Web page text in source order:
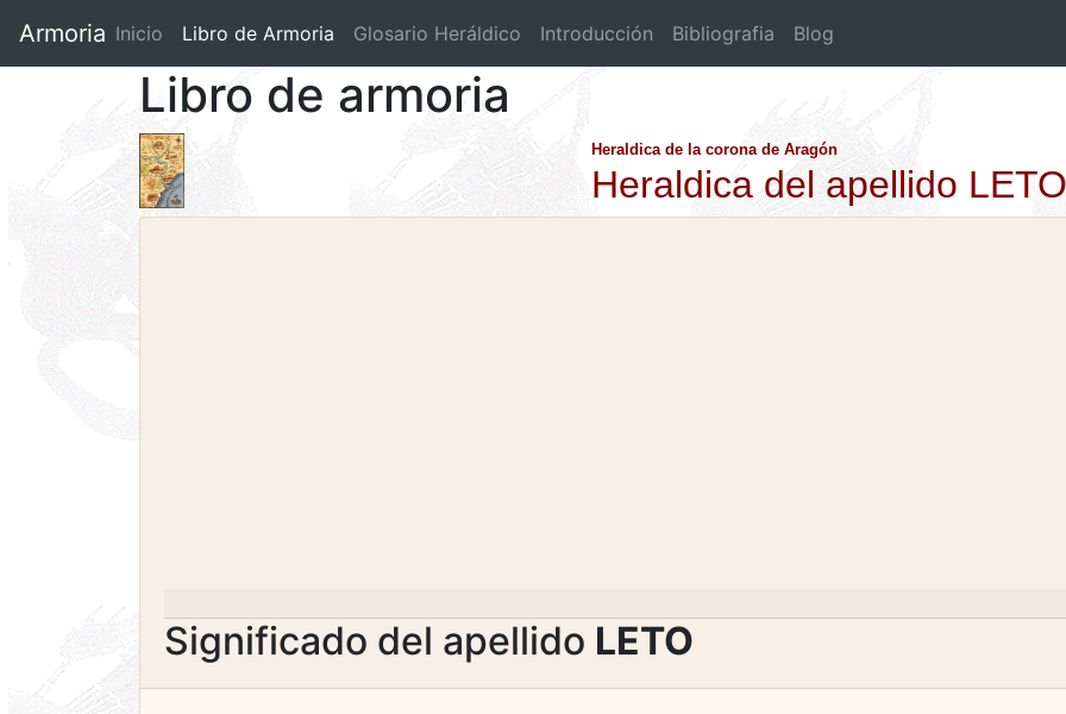
Armoria Inicio Libro de Armoria (current)
Glosario Heráldico Introducción Bibliografia Blog
Libro de armoria
Heraldica de la corona de Aragón
Heraldica del apellido LETO
Significado del apellido LETO